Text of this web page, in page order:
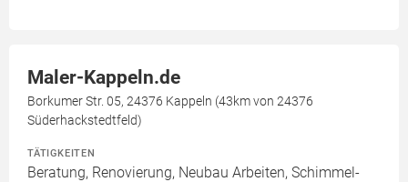
Maler-Kappeln.de
Borkumer Str. 05, 24376 Kappeln (43km von 24376
Süderhackstedtfeld)
TÄTIGKEITEN
Beratung, Renovierung, Neubau Arbeiten, Schimmel-